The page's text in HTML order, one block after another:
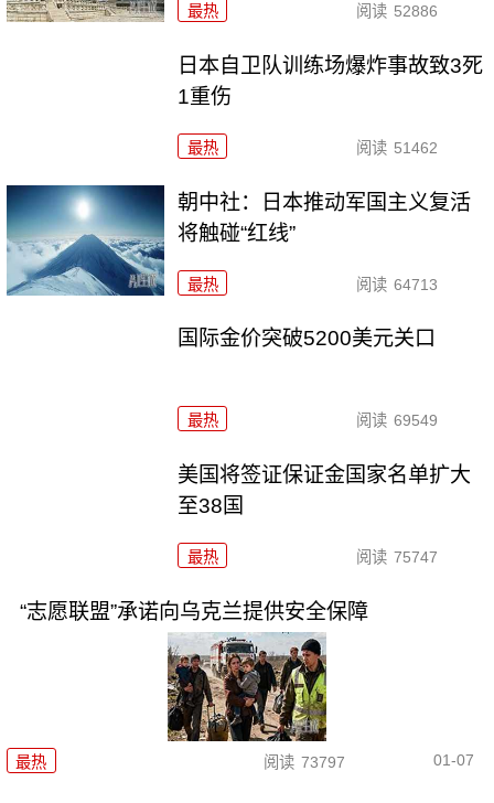
最热 阅读 52886
日本自卫队训练场爆炸事故致3死
1重伤
最热 阅读 51462
朝中社：日本推动军国主义复活
将触碰“红线”
最热 阅读 64713
国际金价突破5200美元关口
最热 阅读 69549
美国将签证保证金国家名单扩大
至38国
最热 阅读 75747
“志愿联盟”承诺向乌克兰提供安全保障
最热 阅读 73797 01-07